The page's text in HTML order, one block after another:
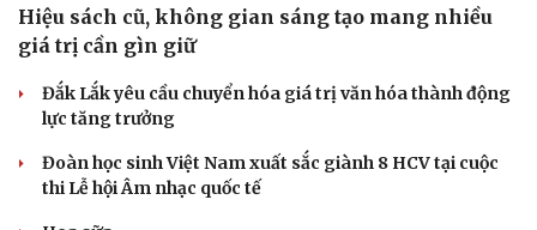
Hiệu sách cũ, không gian sáng tạo mang nhiều
giá trị cần gìn giữ
Đắk Lắk yêu cầu chuyển hóa giá trị văn hóa thành động
lực tăng trưởng
Đoàn học sinh Việt Nam xuất sắc giành 8 HCV tại cuộc
thi Lễ hội Âm nhạc quốc tế